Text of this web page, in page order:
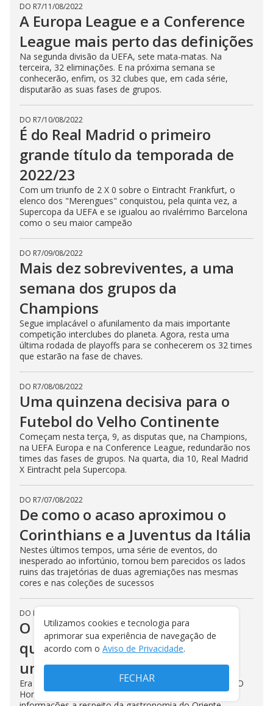
DO R7/11/08/2022
A Europa League e a Conference
League mais perto das definições
Na segunda divisão da UEFA, sete mata-matas. Na
terceira, 32 eliminações. E na próxima semana se
conhecerão, enfim, os 32 clubes que, em cada série,
disputarão as suas fases de grupos.
DO R7/10/08/2022
É do Real Madrid o primeiro
grande título da temporada de
2022/23
Com um triunfo de 2 X 0 sobre o Eintracht Frankfurt, o
elenco dos "Merengues" conquistou, pela quinta vez, a
Supercopa da UEFA e se igualou ao rivalérrimo Barcelona
como o seu maior campeão
DO R7/09/08/2022
Mais dez sobreviventes, a uma
semana dos grupos da
Champions
Segue implacável o afunilamento da mais importante
competição interclubes do planeta. Agora, resta uma
última rodada de playoffs para se conhecerem os 32 times
que estarão na fase de chaves.
DO R7/08/08/2022
Uma quinzena decisiva para o
Futebol do Velho Continente
Começam nesta terça, 9, as disputas que, na Champions,
na UEFA Europa e na Conference League, redundarão nos
times das fases de grupos. Na quarta, dia 10, Real Madrid
X Eintracht pela Supercopa.
DO R7/07/08/2022
De como o acaso aproximou o
Corinthians e a Juventus da Itália
Nestes últimos tempos, uma série de eventos, do
inesperado ao infortúnio, tornou bem parecidos os lados
ruins das trajetórias de duas agremiações nas mesmas
cores e nas coleções de sucessos
DO R7
O divertidíssimo momento em
que ajudei Jô Soares a escrever
um livro
Era para ser um segredo o modo como colaborei em "O
Homem que Matou Getúlio Vargas". Passei todas as
Utilizamos cookies e tecnologia para
aprimorar sua experiência de navegação de
acordo com o Aviso de Privacidade.
FECHAR